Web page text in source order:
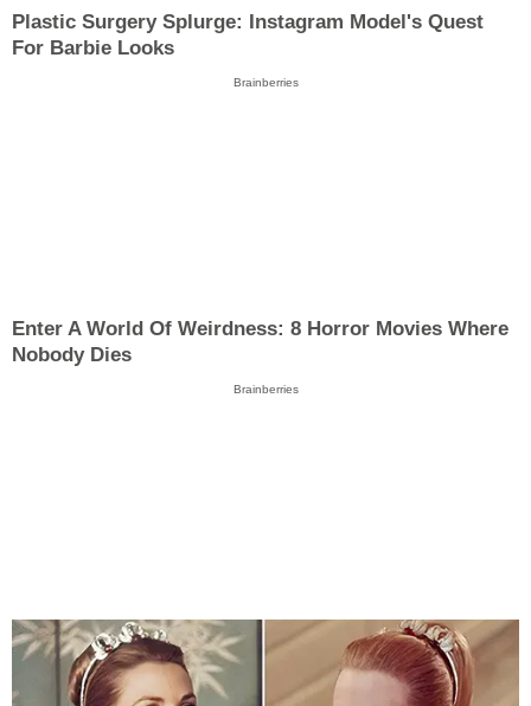
Plastic Surgery Splurge: Instagram Model's Quest
For Barbie Looks
Brainberries
Enter A World Of Weirdness: 8 Horror Movies Where
Nobody Dies
Brainberries